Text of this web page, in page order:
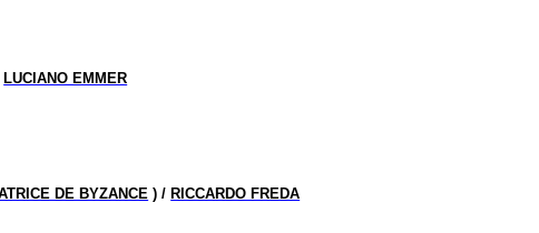
LUCIANO EMMER
DE BYZANCE ) / RICCARDO FREDA